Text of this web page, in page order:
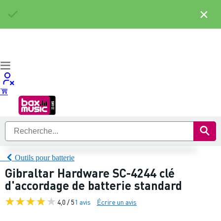
Outils pour batterie
Gibraltar Hardware SC-4244 clé
d'accordage de batterie standard
4,0 / 51 avis Écrire un avis
×